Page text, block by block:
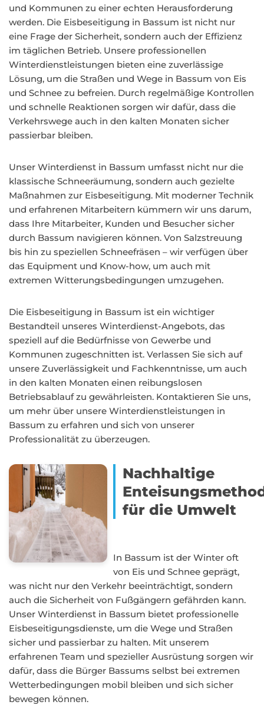
und Kommunen zu einer echten Herausforderung
werden. Die Eisbeseitigung in Bassum ist nicht nur
eine Frage der Sicherheit, sondern auch der Effizienz
im täglichen Betrieb. Unsere professionellen
Winterdienstleistungen bieten eine zuverlässige
Lösung, um die Straßen und Wege in Bassum von Eis
und Schnee zu befreien. Durch regelmäßige Kontrollen
und schnelle Reaktionen sorgen wir dafür, dass die
Verkehrswege auch in den kalten Monaten sicher
passierbar bleiben.
Unser Winterdienst in Bassum umfasst nicht nur die
klassische Schneeräumung, sondern auch gezielte
Maßnahmen zur Eisbeseitigung. Mit moderner Technik
und erfahrenen Mitarbeitern kümmern wir uns darum,
dass Ihre Mitarbeiter, Kunden und Besucher sicher
durch Bassum navigieren können. Von Salzstreuung
bis hin zu speziellen Schneefräsen – wir verfügen über
das Equipment und Know-how, um auch mit
extremen Witterungsbedingungen umzugehen.
Die Eisbeseitigung in Bassum ist ein wichtiger
Bestandteil unseres Winterdienst-Angebots, das
speziell auf die Bedürfnisse von Gewerbe und
Kommunen zugeschnitten ist. Verlassen Sie sich auf
unsere Zuverlässigkeit und Fachkenntnisse, um auch
in den kalten Monaten einen reibungslosen
Betriebsablauf zu gewährleisten. Kontaktieren Sie uns,
um mehr über unsere Winterdienstleistungen in
Bassum zu erfahren und sich von unserer
Professionalität zu überzeugen.
Nachhaltige
für die Umwelt
In Bassum ist der Winter oft
von Eis und Schnee geprägt,
was nicht nur den Verkehr beeinträchtigt, sondern
auch die Sicherheit von Fußgängern gefährden kann.
Unser Winterdienst in Bassum bietet professionelle
Eisbeseitigungsdienste, um die Wege und Straßen
sicher und passierbar zu halten. Mit unserem
erfahrenen Team und spezieller Ausrüstung sorgen wir
dafür, dass die Bürger Bassums selbst bei extremen
Wetterbedingungen mobil bleiben und sich sicher
bewegen können.